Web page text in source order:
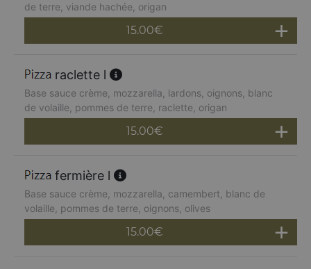
de terre, viande hachée, origan
15.00€
raclette l
Base sauce crème, mozzarella, lardons, oignons, blanc
de volaille, pommes de terre, raclette, origan
15.00€
fermière l
Base sauce crème, mozzarella, camembert, blanc de
volaille, pommes de terre, oignons, olives
15.00€